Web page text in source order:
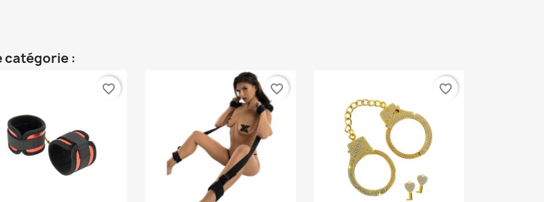
catégorie :
favorite_border favorite_border favorite_border